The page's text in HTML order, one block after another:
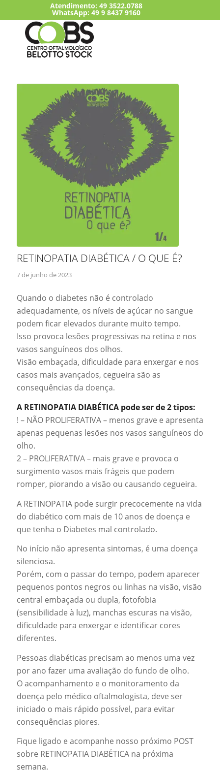
Atendimento:49 3522.0788
WhatsApp: 49 9 8437 9160
RETINOPATIA DIABÉTICA / O QUE É?
7 de junho de 2023
Quando o diabetes não é controlado
adequadamente, os níveis de açúcar no sangue
podem ficar elevados durante muito tempo.
Isso provoca lesões progressivas na retina e nos
vasos sanguíneos dos olhos.
Visão embaçada, dificuldade para enxergar e nos
casos mais avançados, cegueira são as
consequências da doença.
A RETINOPATIA DIABÉTICA pode ser de 2 tipos:
! – NÃO PROLIFERATIVA – menos grave e apresenta
apenas pequenas lesões nos vasos sanguíneos do
olho.
2 – PROLIFERATIVA – mais grave e provoca o
surgimento vasos mais frágeis que podem
romper, piorando a visão ou causando cegueira.
A RETINOPATIA pode surgir precocemente na vida
do diabético com mais de 10 anos de doença e
que tenha o Diabetes mal controlado.
No início não apresenta sintomas, é uma doença
silenciosa.
Porém, com o passar do tempo, podem aparecer
pequenos pontos negros ou linhas na visão, visão
central embaçada ou dupla, fotofobia
(sensibilidade à luz), manchas escuras na visão,
dificuldade para enxergar e identificar cores
diferentes.
Pessoas diabéticas precisam ao menos uma vez
por ano fazer uma avaliação do fundo de olho.
O acompanhamento e o monitoramento da
doença pelo médico oftalmologista, deve ser
iniciado o mais rápido possível, para evitar
consequências piores.
Fique ligado e acompanhe nosso próximo POST
sobre RETINOPATIA DIABÉTICA na próxima
semana.